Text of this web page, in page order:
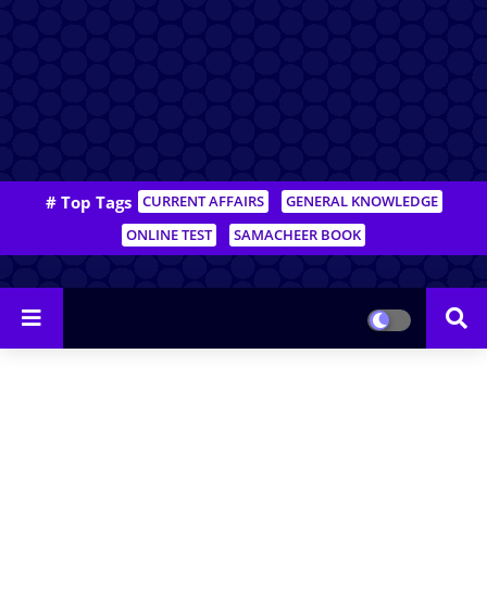
# Top Tags CURRENT AFFAIRS
GENERAL KNOWLEDGE
ONLINE TEST
SAMACHEER BOOK